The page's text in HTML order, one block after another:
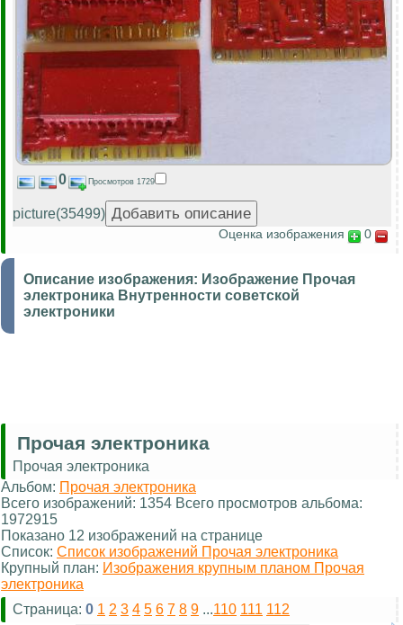
0 Просмотров 1729
picture(35499)
Оценка изображения 0
Описание изображения: Изображение Прочая
электроника Внутренности советской
электроники
Прочая электроника
Прочая электроника
Альбом: Прочая электроника
Всего изображений: 1354 Всего просмотров альбома:
1972915
Показано 12 изображений на странице
Список: Список изображений Прочая электроника
Крупный план: Изображения крупным планом Прочая
электроника
Страница: 0 1 2 3 4 5 6 7 8 9 ...110 111 112